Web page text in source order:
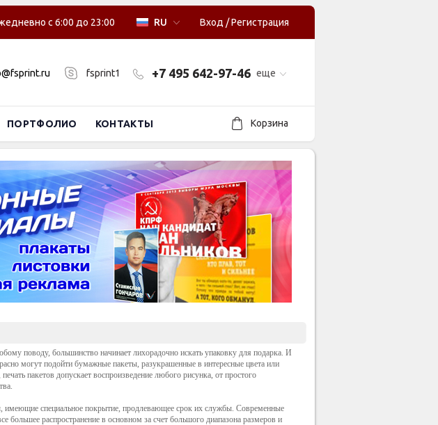
Вход /Регистрация
RU
с 6:00 до 23:00
fsprint1 еще
+7 495 642-97-46
ПОРТФОЛИО КОНТАКТЫ Корзина
поводу, большинство начинает лихорадочно искать упаковку для подарка. И
могут подойти бумажные пакеты, разукрашенные в интересные цвета или
пакетов допускает воспроизведение любого рисунка, от простого
специальное покрытие, продлевающее срок их службы. Современные
большее распространение в основном за счет большого диапазона размеров и